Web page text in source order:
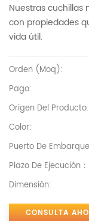
Nuestras cuchillas
con propiedades
vida útil.
Orden (moq):
Pago:
Origen Del Producto:
Color:
Puerto De
Plazo De Ejecución：
Dimensión:
CONSULTA